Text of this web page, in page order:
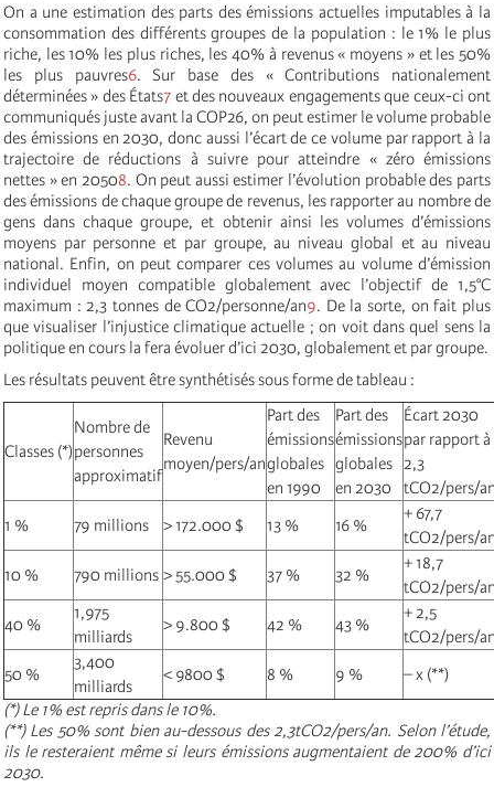
On a une estimation des parts des émissions actuelles imputables à la
consommation des différents groupes de la population : le 1% le plus
riche, les 10% les plus riches, les 40% à revenus « moyens » et les 50%
les plus pauvres6. Sur base des « Contributions nationalement
déterminées » des États7 et des nouveaux engagements que ceux-ci ont
communiqués juste avant la COP26, on peut estimer le volume probable
des émissions en 2030, donc aussi l’écart de ce volume par rapport à la
trajectoire de réductions à suivre pour atteindre « zéro émissions
nettes » en 20508. On peut aussi estimer l’évolution probable des parts
des émissions de chaque groupe de revenus, les rapporter au nombre de
gens dans chaque groupe, et obtenir ainsi les volumes d’émissions
moyens par personne et par groupe, au niveau global et au niveau
national. Enfin, on peut comparer ces volumes au volume d’émission
individuel moyen compatible globalement avec l’objectif de 1,5°C
maximum : 2,3 tonnes de CO2/personne/an9. De la sorte, on fait plus
que visualiser l’injustice climatique actuelle ; on voit dans quel sens la
politique en cours la fera évoluer d’ici 2030, globalement et par groupe.
Les résultats peuvent être synthétisés sous forme de tableau :
Classes (*)
Nombre de
personnes
approximatif
Revenu
moyen/pers/an
Part des
émissions
globales
en 1990
Part des
émissions
globales
en 2030
Écart 2030
par rapport à
2,3
tCO2/pers/
1 %
79 millions > 172.000 $ 13 % 16 %
+ 67,7
tCO2/pers/
10 %
790 millions > 55.000 $ 37 % 32 %
+ 18,7
tCO2/pers/
40 %
1,975
milliards
> 9.800 $ 42 % 43 %
+ 2,5
tCO2/pers/
50 %
3,400
milliards
< 9800 $ 8 % 9 %
– x (**)
(*) Le 1% est repris dans le 10%.
(**) Les 50% sont bien au-dessous des 2,3tCO2/pers/an. Selon l’étude,
ils le resteraient même si leurs émissions augmentaient de 200% d’ici
2030.